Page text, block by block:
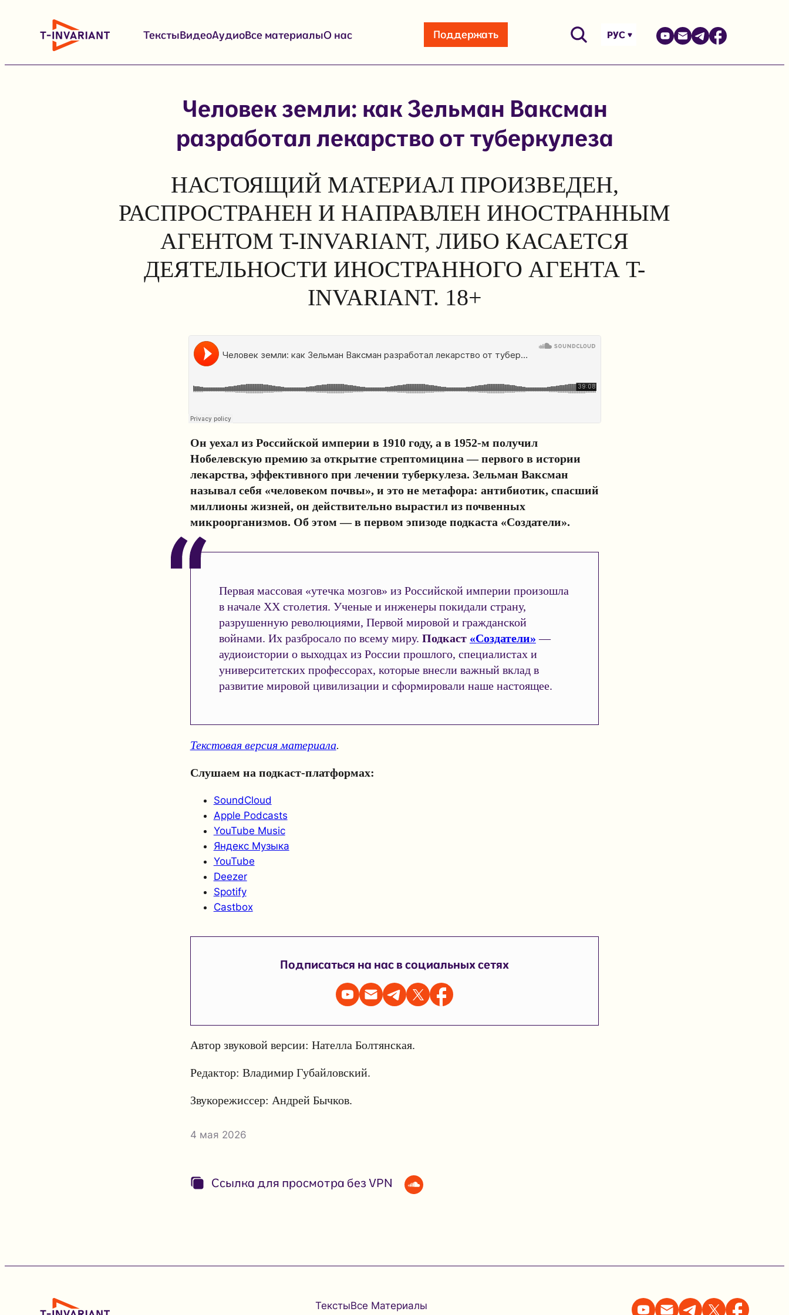
содержимому
ТекстыВидеоАудиоВсе материалыО нас Поддержать РУС
Человек земли: как Зельман Ваксман
разработал лекарство от туберкулеза
НАСТОЯЩИЙ МАТЕРИАЛ ПРОИЗВЕДЕН,
РАСПРОСТРАНЕН И НАПРАВЛЕН ИНОСТРАННЫМ
АГЕНТОМ T-INVARIANT, ЛИБО КАСАЕТСЯ
ДЕЯТЕЛЬНОСТИ ИНОСТРАННОГО АГЕНТА T-
INVARIANT. 18+
Он уехал из Российской империи в 1910 году, а в 1952-м получил
Нобелевскую премию за открытие стрептомицина — первого в истории
лекарства, эффективного при лечении туберкулеза. Зельман Ваксман
называл себя «человеком почвы», и это не метафора: антибиотик, спасший
миллионы жизней, он действительно вырастил из почвенных
микроорганизмов. Об этом — в первом эпизоде подкаста «Создатели».
Первая массовая «утечка мозгов» из Российской империи произошла
в начале ХХ столетия. Ученые и инженеры покидали страну,
разрушенную революциями, Первой мировой и гражданской
войнами. Их разбросало по всему миру. Подкаст «Создатели» —
аудиоистории о выходцах из России прошлого, специалистах и
университетских профессорах, которые внесли важный вклад в
развитие мировой цивилизации и сформировали наше настоящее.
Текстовая версия материала.
Слушаем на подкаст-платформах:
SoundCloud
Apple Podcasts
YouTube Music
Яндекс Музыка
YouTube
Deezer
Spotify
Castbox
Подписаться на нас в социальных сетях
Автор звуковой версии: Нателла Болтянская.
Редактор: Владимир Губайловский.
Звукорежиссер: Андрей Бычков.
4 мая 2026
Ссылка для просмотра без VPN
ТекстыВсе Материалы